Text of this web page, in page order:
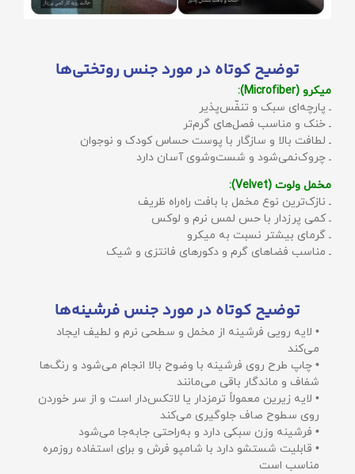
توضیح کوتاه در مورد جنس روتختی‌ها
میکرو (Microfiber):
ـ پارچه‌ای سبک و تنفّس‌پذیر
ـ خنک و مناسب فصل‌های گرم‌تر
ـ لطافت بالا و سازگار با پوست حساس کودک و نوجوان
ـ چروک‌نمی‌شود و شست‌وشوی آسان دارد
مخمل ولوت (Velvet):
ـ نازک‌ترین نوع مخمل با بافت راه‌راه ظریف
ـ کمی پرزدار با حس لمس نرم و لوکس
ـ گرمای بیشتر نسبت به میکرو
ـ مناسب فضاهای گرم و دکورهای فانتزی و شیک
توضیح کوتاه در مورد جنس فرشینه‌ها
• لایه رویی فرشینه از مخمل و سطحی نرم و لطیف ایجاد
می‌کند
• چاپ طرح روی فرشینه با وضوح بالا انجام می‌شود و رنگ‌ها
شفاف و ماندگار باقی می‌مانند
• لایه زیرین معمولاً ترمزدار یا لاتکس‌دار است و از سر خوردن
روی سطوح صاف جلوگیری می‌کند
• فرشینه وزن سبکی دارد و به‌راحتی جابه‌جا می‌شود
• قابلیت شستشو دارد با شامپو فرش و برای استفاده روزمره
مناسب است